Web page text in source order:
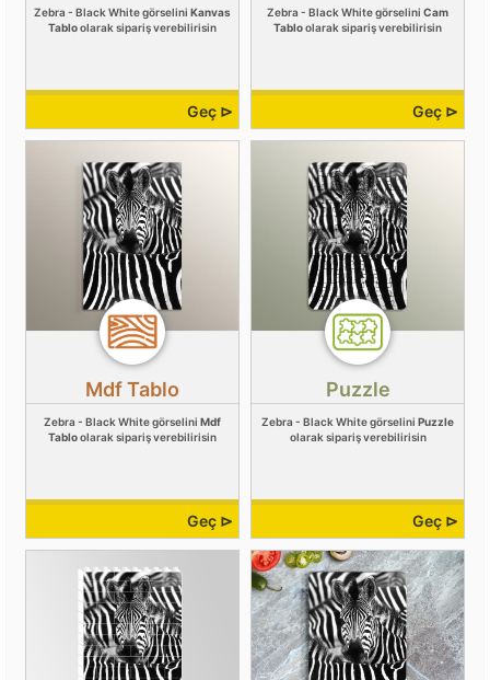
Zebra - Black White görselini Kanvas
Tabloolarak sipariş verebilirisin
Geç ⊳
Zebra - Black White görselini Cam
Tabloolarak sipariş verebilirisin
Geç ⊳
Mdf Tablo
Zebra - Black White görselini Mdf
Tabloolarak sipariş verebilirisin
Geç ⊳
Puzzle
Zebra - Black White görselini Puzzle
olarak sipariş verebilirisin
Geç ⊳